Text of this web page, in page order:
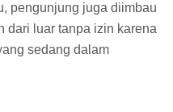
pengunjung juga diimbau
dari luar tanpa izin karena
sedang dalam